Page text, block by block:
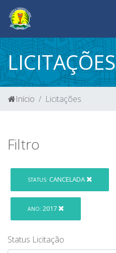
LICITAÇÕES
Início Licitações
Filtro
STATUS: CANCELADA
ANO: 2017
Status Licitação